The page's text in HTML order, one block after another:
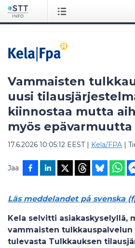
Vammaisten
uusi
kiinnostaa mutta
myös epävarmuutta
17.6.2026 10:05:12 EEST| Kela/FPA |
Jaa
Läs meddelandet på svenska
Kela selvitti asiakaskyselyllä,
vammaisten tulkkauspalvelun
tulevasta Tulkkauksen